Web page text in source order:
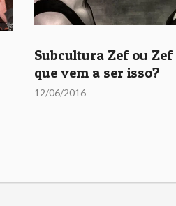
Subcultura Zef ou Zef
que vem a ser isso?
12/06/2016